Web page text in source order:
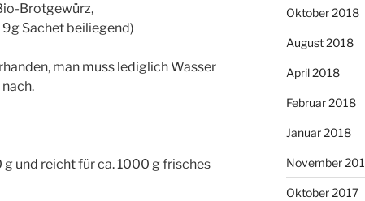
Brotgewürz,
Sachet beiliegend)
man muss lediglich Wasser
und reicht für ca. 1000 g frisches
Oktober 2018
August 2018
April 2018
Februar 2018
Januar 2018
November
Oktober 2017